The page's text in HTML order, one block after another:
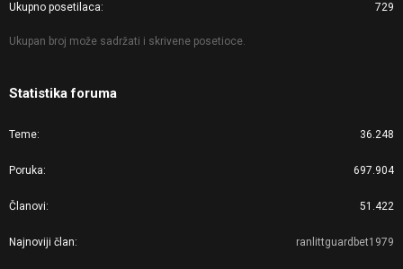
Ukupno posetilaca 729
Ukupan broj može sadržati i skrivene posetioce.
Statistika foruma
Teme 36.248
Poruka 697.904
Članovi 51.422
Najnoviji član ranlittguardbet1979